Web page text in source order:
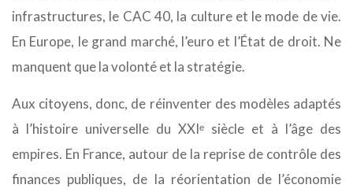
infrastructures, le CAC 40, la culture et le mode de vie.
En Europe, le grand marché, l’euro et l’État de droit. Ne
manquent que la volonté et la stratégie.
Aux citoyens, donc, de réinventer des modèles adaptés
à l’histoire universelle du XXIᵉ siècle et à l’âge des
empires. En France, autour de la reprise de contrôle des
finances publiques, de la réorientation de l’économie